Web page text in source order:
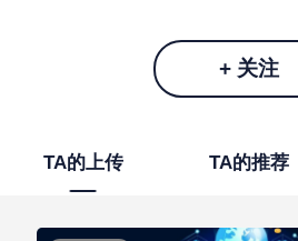
+ 关注
TA的上传 TA的推荐